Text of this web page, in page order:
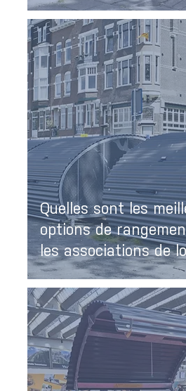
Quelles sont les
options de
les associations de